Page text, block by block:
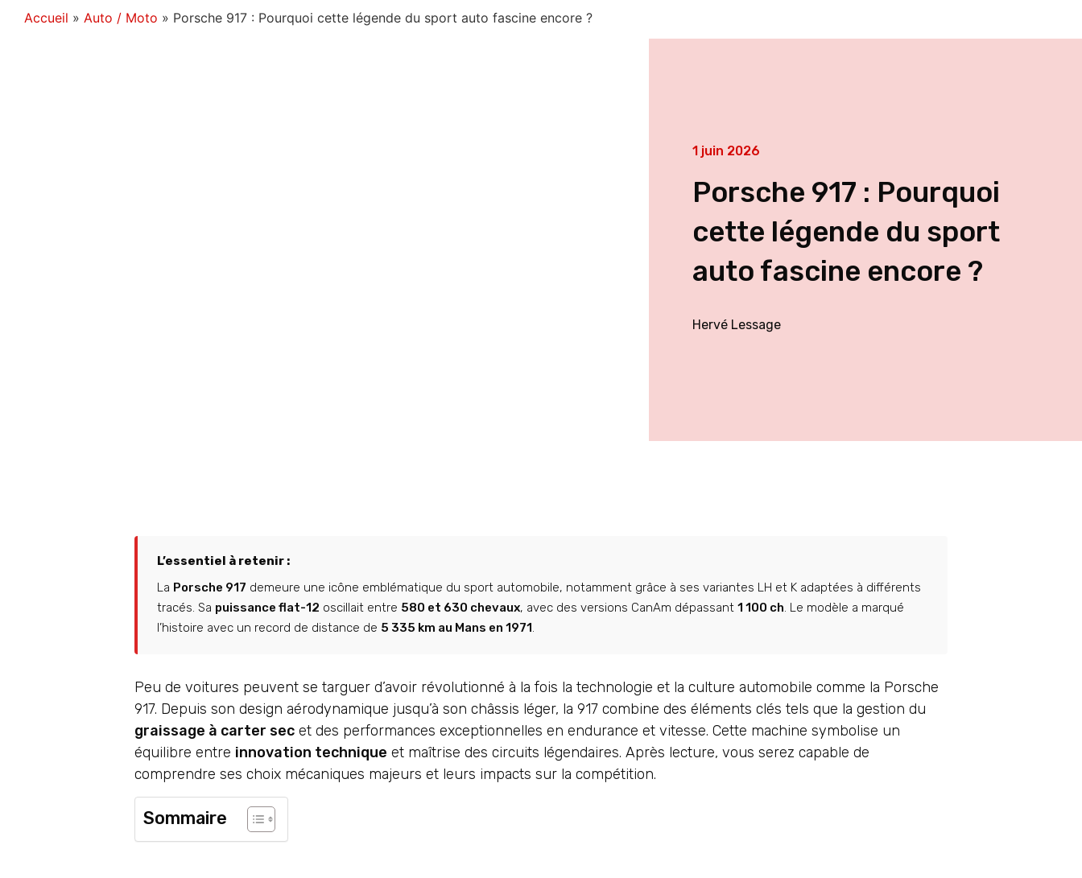
Accueil » Auto / Moto » Porsche 917 : Pourquoi cette légende du sport auto fascine encore ?
1 juin 2026
Porsche 917 : Pourquoi
cette légende du sport
auto fascine encore ?
Hervé Lessage
L’essentiel à retenir :
La Porsche 917 demeure une icône emblématique du sport automobile, notamment grâce à ses variantes LH et K adaptées à différents
tracés. Sa puissance flat-12 oscillait entre 580 et 630 chevaux, avec des versions CanAm dépassant 1 100 ch. Le modèle a marqué
l’histoire avec un record de distance de 5 335 km au Mans en 1971.
Peu de voitures peuvent se targuer d’avoir révolutionné à la fois la technologie et la culture automobile comme la Porsche
917. Depuis son design aérodynamique jusqu’à son châssis léger, la 917 combine des éléments clés tels que la gestion du
graissage à carter sec et des performances exceptionnelles en endurance et vitesse. Cette machine symbolise un
équilibre entre innovation technique et maîtrise des circuits légendaires. Après lecture, vous serez capable de
comprendre ses choix mécaniques majeurs et leurs impacts sur la compétition.
Sommaire